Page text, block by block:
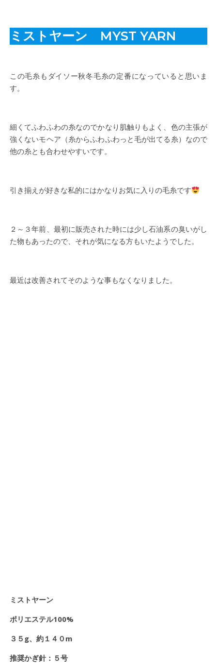
ミストヤーン MYST YARN
この毛糸もダイソー秋冬毛糸の定番になっていると思いま
す。
細くてふわふわの糸なのでかなり肌触りもよく、色の主張が
強くないモヘア（糸からふわふわっと毛が出てる糸）なので
他の糸とも合わせやすいです。
引き揃えが好きな私的にはかなりお気に入りの毛糸です
２～３年前、最初に販売された時には少し石油系の臭いがし
た物もあったので、それが気になる方もいたようでした。
最近は改善されてそのような事もなくなりました。
ミストヤーン
ポリエステル100%
３５g、約１４０m
推奨かぎ針：５号